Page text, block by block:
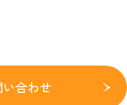
合わせ